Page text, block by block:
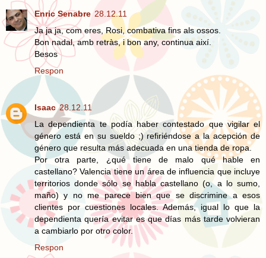
Enric Senabre 28.12.11
Ja ja ja, com eres, Rosi, combativa fins als ossos.
Bon nadal, amb retràs, i bon any, continua així.
Besos
Respon
Isaac 28.12.11
La dependienta te podía haber contestado que vigilar el
género está en su sueldo ;) refiriéndose a la acepción de
género que resulta más adecuada en una tienda de ropa.
Por otra parte, ¿qué tiene de malo qué hable en
castellano? Valencia tiene un área de influencia que incluye
territorios donde sólo se habla castellano (o, a lo sumo,
maño) y no me parece bien que se discrimine a esos
clientes por cuestiones locales. Además, igual lo que la
dependienta quería evitar es que días más tarde volvieran
a cambiarlo por otro color.
Respon